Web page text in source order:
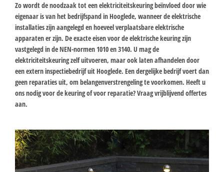
Zo wordt de noodzaak tot een elektriciteitskeuring beïnvloed door wie
eigenaar is van het bedrijfspand in Hooglede, wanneer de elektrische
installaties zijn aangelegd en hoeveel verplaatsbare elektrische
apparaten er zijn. De exacte eisen voor de elektrische keuring zijn
vastgelegd in de NEN-normen 1010 en 3140. U mag de
elektriciteitskeuring zelf uitvoeren, maar ook laten afhandelen door
een extern inspectiebedrijf uit Hooglede. Een dergelijke bedrijf voert dan
geen reparaties uit, om belangenverstrengeling te voorkomen. Heeft u
ons nodig voor de keuring of voor reparatie? Vraag vrijblijvend offertes
aan.